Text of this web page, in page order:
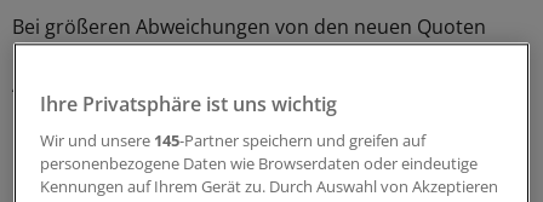
Bei größeren Abweichungen von den neuen Quoten
Aufgreifkriterium sind 50 Prozent höhere
Heilmittelkosten als durchschnittlich von der
Fachgruppe veranlasst. Zudem müssen Prüfkandidaten
mindestens eine der vereinbarten Quoten überschritten
Ihre Privatsphäre ist uns wichtig
Wir und unsere 145-Partner speichern und greifen auf
personenbezogene Daten wie Browserdaten oder eindeutige
Kennungen auf Ihrem Gerät zu. Durch Auswahl von Akzeptieren